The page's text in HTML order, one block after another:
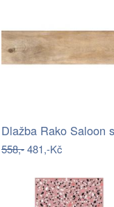
558,-481,-Kč